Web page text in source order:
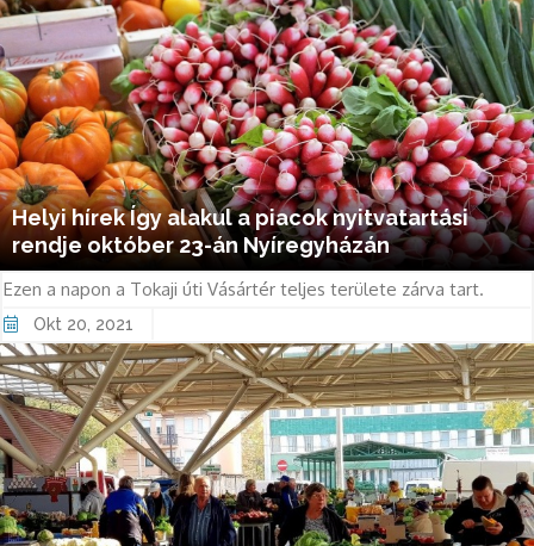
Helyi hírek Így alakul a piacok nyitvatartási
rendje október 23-án Nyíregyházán
Ezen a napon a Tokaji úti Vásártér teljes területe zárva tart.
Okt 20, 2021